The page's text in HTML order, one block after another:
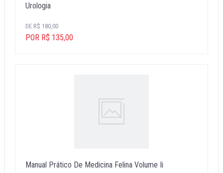
Urologia
DE R$ 180,00
POR R$ 135,00
Manual Prático De Medicina Felina Volume Ii